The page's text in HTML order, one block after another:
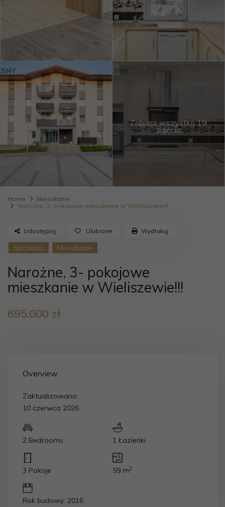
Zobacz wszystko 19
zdjęcia
Home
Mieszkanie
Narożne, 3- pokojowe mieszkanie w Wieliszewie!!!
Sprzedaż Mieszkanie
Narożne, 3- pokojowe
mieszkanie w Wieliszewie!!!
695.000 zł
Udostępnij Ulubione Wydrukuj
Overview
Zaktualizowano:
10 czerwca 2026
2 Bedrooms 1 Łazienki
3 Pokoje 59 m2
Rok budowy: 2016